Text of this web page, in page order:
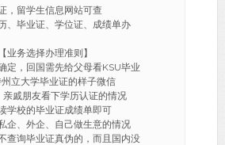
，留学生信息网站可查
、毕业证、学位证、成绩单办
业务选择办理准则】
定，回国需先给父母看KSU毕业
立大学毕业证的样子微信
亲戚朋友看下学历认证的情况
学校的毕业证成绩单即可
企、外企、自己做生意的情况
查询毕业证真伪的，而且国内没